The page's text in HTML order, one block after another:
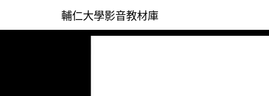
輔仁大學影音教材庫